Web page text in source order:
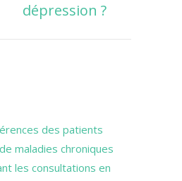
dépression ?
des patients
maladies chroniques
les consultations en